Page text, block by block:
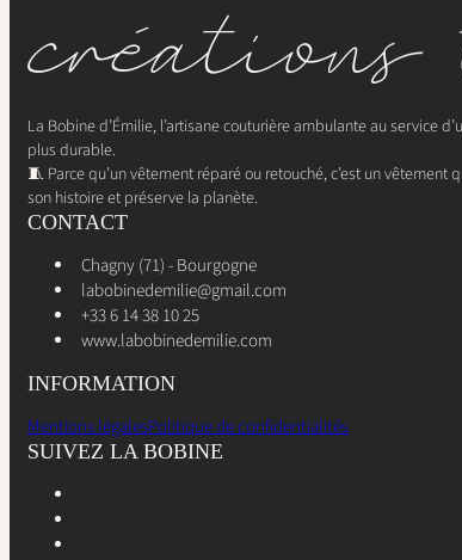
La Bobine d’Émilie, l’artisane couturière ambulante au service
plus durable.
🧵 Parce qu’un vêtement réparé ou retouché, c’est un vêtement
son histoire et préserve la planète.
CONTACT
Chagny (71) - Bourgogne
labobinedemilie@gmail.com
+33 6 14 38 10 25
www.labobinedemilie.com
INFORMATION
Mentions légalesPolitique de confidentialités
SUIVEZ LA BOBINE